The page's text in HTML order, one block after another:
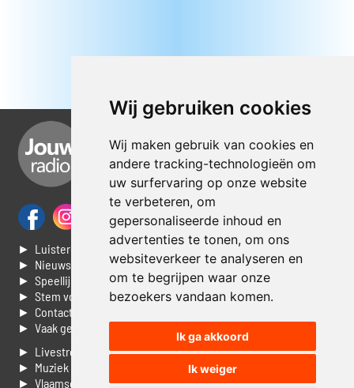
Wij gebruiken cookies
Wij maken gebruik van cookies en
andere tracking-technologieën om
uw surfervaring op onze website
te verbeteren, om
gepersonaliseerde inhoud en
advertenties te tonen, om ons
websiteverkeer te analyseren en
om te begrijpen waar onze
bezoekers vandaan komen.
Ik ga akkoord
Ik weiger
► Luisteren naar Jouwradio
► Nieuws
► Speellijst
► Stem voor de Dag top 3
► Contacteer ons
► Vaak gestelde vragen
► Livestream informatie
► Muziek opzoeken
► Vlaamse 100 Aller tijden